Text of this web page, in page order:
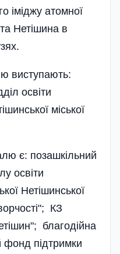
іміджу атомної
Нетішина в
виступають:
освіти
міської
є: позашкільний
освіти
Нетішинської
КЗ
благодійна
фонд підтримки